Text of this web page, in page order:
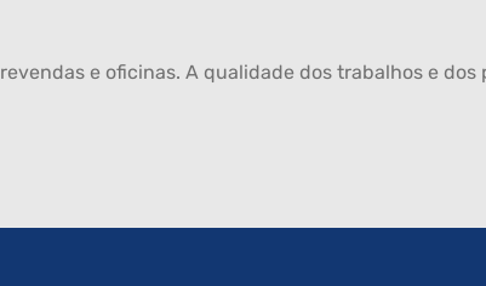
e oficinas. A qualidade dos trabalhos e